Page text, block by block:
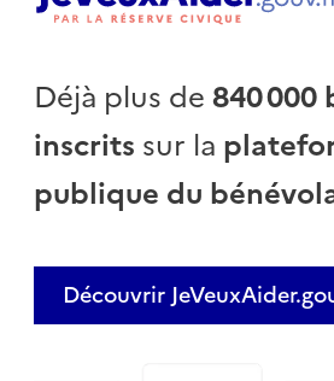
Déjà plus de840 000
inscrits sur la
publique du
Découvrir